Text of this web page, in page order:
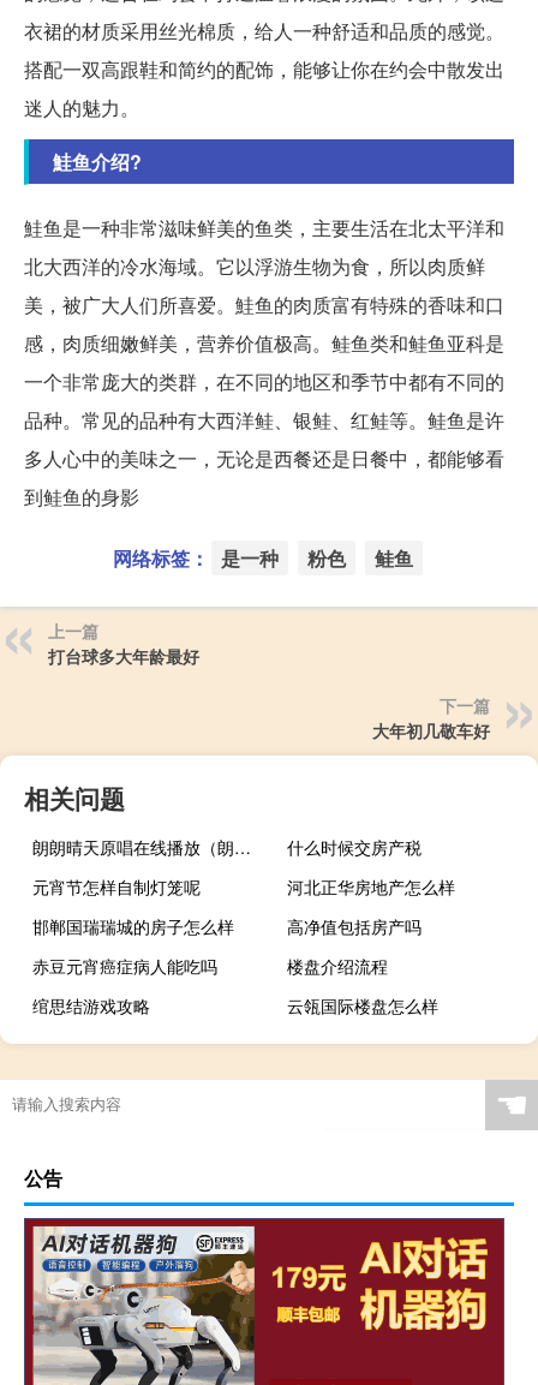
衣裙的材质采用丝光棉质，给人一种舒适和品质的感觉。
搭配一双高跟鞋和简约的配饰，能够让你在约会中散发出
迷人的魅力。
鮭鱼介绍?
鮭鱼是一种非常滋味鲜美的鱼类，主要生活在北太平洋和
北大西洋的冷水海域。它以浮游生物为食，所以肉质鲜
美，被广大人们所喜爱。鮭鱼的肉质富有特殊的香味和口
感，肉质细嫩鲜美，营养价值极高。鲑鱼类和鲑鱼亚科是
一个非常庞大的类群，在不同的地区和季节中都有不同的
品种。常见的品种有大西洋鲑、银鲑、红鲑等。鲑鱼是许
多人心中的美味之一，无论是西餐还是日餐中，都能够看
到鲑鱼的身影
网络标签： 是一种 粉色 鲑鱼
上一篇
打台球多大年龄最好
下一篇
大年初几敬车好
相关问题
朗朗晴天原唱在线播放（朗朗晴天原唱）
什么时候交房产税
元宵节怎样自制灯笼呢
河北正华房地产怎么样
邯郸国瑞瑞城的房子怎么样
高净值包括房产吗
赤豆元宵癌症病人能吃吗
楼盘介绍流程
绾思结游戏攻略
云瓴国际楼盘怎么样
☚
公告